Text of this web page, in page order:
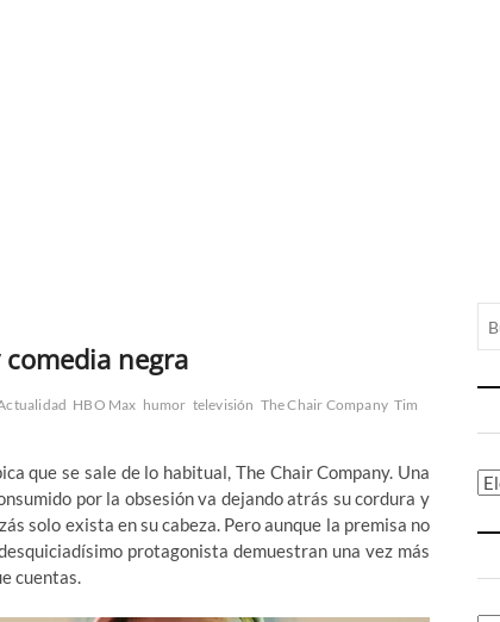
comedia negra
HBO Max humor televisión The Chair Company Tim
que se sale de lo habitual, The Chair Company. Una
por la obsesión va dejando atrás su cordura y
solo exista en su cabeza. Pero aunque la premisa no
protagonista demuestran una vez más
cuentas.